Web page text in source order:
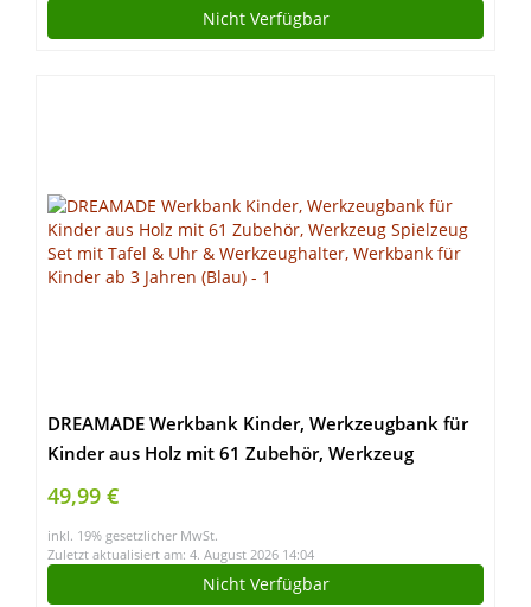
Nicht Verfügbar
DREAMADE Werkbank Kinder, Werkzeugbank für
Kinder aus Holz mit 61 Zubehör, Werkzeug
Spielzeug Set mit Tafel & Uhr & Werkzeughalter,
Werkbank für Kinder ab 3 Jahren (Blau)
49,99 €
inkl. 19% gesetzlicher MwSt.
Zuletzt aktualisiert am: 4. August 2026 14:04
Nicht Verfügbar